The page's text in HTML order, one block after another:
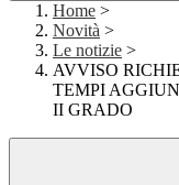
Home >
Novità >
Le notizie >
AVVISO
TEMPI
II GRADO